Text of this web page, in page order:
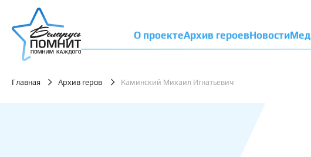
О проектеАрхив героевНовости
Главная Архив геров Каминский Михаил Игнатьевич